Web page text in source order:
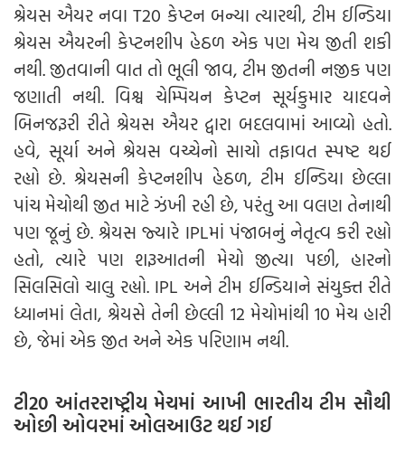
શ્રેયસ ઐયર નવા T20 કેપ્ટન બન્યા ત્યારથી, ટીમ ઈન્ડિયા
શ્રેયસ ઐયરની કેપ્ટનશીપ હેઠળ એક પણ મેચ જીતી શકી
નથી. જીતવાની વાત તો ભૂલી જાવ, ટીમ જીતની નજીક પણ
જણાતી નથી. વિશ્વ ચેમ્પિયન કેપ્ટન સૂર્યકુમાર યાદવને
બિનજરૂરી રીતે શ્રેયસ ઐયર દ્વારા બદલવામાં આવ્યો હતો.
હવે, સૂર્યા અને શ્રેયસ વચ્ચેનો સાચો તફાવત સ્પષ્ટ થઈ
રહ્યો છે. શ્રેયસની કેપ્ટનશીપ હેઠળ, ટીમ ઈન્ડિયા છેલ્લા
પાંચ મેચોથી જીત માટે ઝંખી રહી છે, પરંતુ આ વલણ તેનાથી
પણ જૂનું છે. શ્રેયસ જ્યારે IPLમાં પંજાબનું નેતૃત્વ કરી રહ્યો
હતો, ત્યારે પણ શરૂઆતની મેચો જીત્યા પછી, હારનો
સિલસિલો ચાલુ રહ્યો. IPL અને ટીમ ઈન્ડિયાને સંયુક્ત રીતે
ધ્યાનમાં લેતા, શ્રેયસે તેની છેલ્લી 12 મેચોમાંથી 10 મેચ હારી
છે, જેમાં એક જીત અને એક પરિણામ નથી.
ટી20 આંતરરાષ્ટ્રીય મેચમાં આખી ભારતીય ટીમ સૌથી
ઓછી ઓવરમાં ઓલઆઉટ થઈ ગઈ